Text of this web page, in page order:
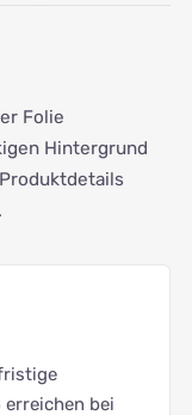
Folie
Hintergrund
bei